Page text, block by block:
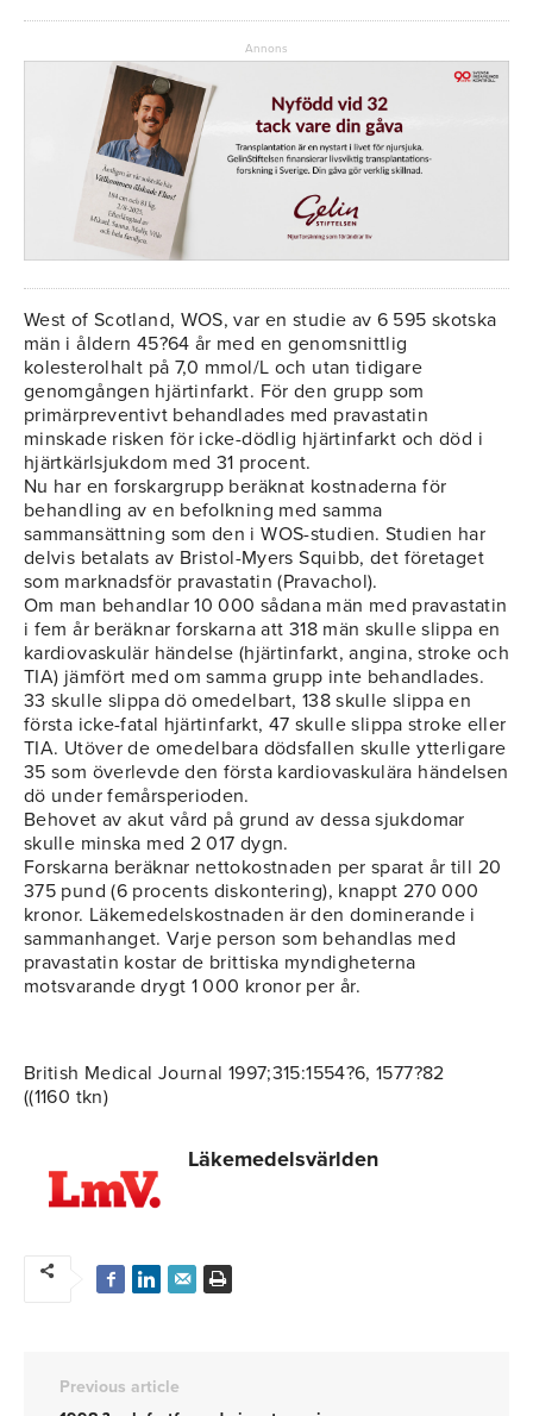
Annons
West of Scotland, WOS, var en studie av 6 595 skotska
män i åldern 45?64 år med en genomsnittlig
kolesterolhalt på 7,0 mmol/L och utan tidigare
genomgången hjärtinfarkt. För den grupp som
primärpreventivt behandlades med pravastatin
minskade risken för icke-dödlig hjärtinfarkt och död i
hjärtkärlsjukdom med 31 procent.
Nu har en forskargrupp beräknat kostnaderna för
behandling av en befolkning med samma
sammansättning som den i WOS-studien. Studien har
delvis betalats av Bristol-Myers Squibb, det företaget
som marknadsför pravastatin (Pravachol).
Om man behandlar 10 000 sådana män med pravastatin
i fem år beräknar forskarna att 318 män skulle slippa en
kardiovaskulär händelse (hjärtinfarkt, angina, stroke och
TIA) jämfört med om samma grupp inte behandlades.
33 skulle slippa dö omedelbart, 138 skulle slippa en
första icke-fatal hjärtinfarkt, 47 skulle slippa stroke eller
TIA. Utöver de omedelbara dödsfallen skulle ytterligare
35 som överlevde den första kardiovaskulära händelsen
dö under femårsperioden.
Behovet av akut vård på grund av dessa sjukdomar
skulle minska med 2 017 dygn.
Forskarna beräknar nettokostnaden per sparat år till 20
375 pund (6 procents diskontering), knappt 270 000
kronor. Läkemedelskostnaden är den dominerande i
sammanhanget. Varje person som behandlas med
pravastatin kostar de brittiska myndigheterna
motsvarande drygt 1 000 kronor per år.
British Medical Journal 1997;315:1554?6, 1577?82
((1160 tkn)
Läkemedelsvärlden
Previous article